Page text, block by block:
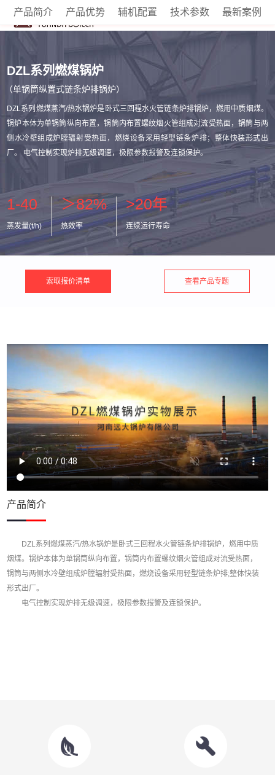
DZL系列燃煤锅炉
（单锅筒纵置式链条炉排锅炉）
DZL系列燃煤蒸汽/热水锅炉是卧式三回程水火管链条炉排锅炉，燃用中质烟煤。
锅炉本体为单锅筒纵向布置，锅筒内布置螺纹烟火管组成对流受热面，锅筒与两
侧水冷壁组成炉膛辐射受热面，燃烧设备采用轻型链条炉排；整体快装形式出
厂。 电气控制实现炉排无级调速，极限参数报警及连锁保护。
1-40
蒸发量(t/h)
＞82%
热效率
>20年
连续运行寿命
索取报价清单 查看产品专题
产品简介 产品优势 辅机配置 技术参数 最新案例
产品简介
DZL系列燃煤蒸汽/热水锅炉是卧式三回程水火管链条炉排锅炉，燃用中质
烟煤。锅炉本体为单锅筒纵向布置，锅筒内布置螺纹烟火管组成对流受热面，
锅筒与两侧水冷壁组成炉膛辐射受热面，燃烧设备采用轻型链条炉排;整体快装
形式出厂。
电气控制实现炉排无级调速，极限参数报警及连锁保护。